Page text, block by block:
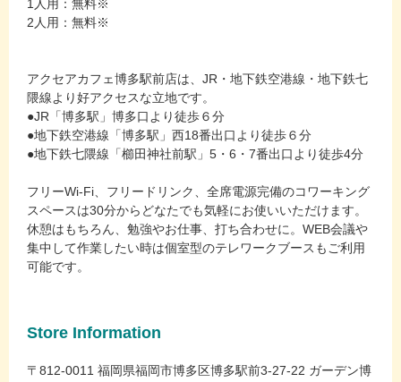
1人用：無料※
2人用：無料※
アクセアカフェ博多駅前店は、JR・地下鉄空港線・地下鉄七
隈線より好アクセスな立地です。
●JR「博多駅」博多口より徒歩６分
●地下鉄空港線「博多駅」西18番出口より徒歩６分
●地下鉄七隈線「櫛田神社前駅」5・6・7番出口より徒歩4分
フリーWi-Fi、フリードリンク、全席電源完備のコワーキング
スペースは30分からどなたでも気軽にお使いいただけます。
休憩はもちろん、勉強やお仕事、打ち合わせに。WEB会議や
集中して作業したい時は個室型のテレワークブースもご利用
可能です。
Store Information
〒812-0011 福岡県福岡市博多区博多駅前3-27-22 ガーデン博